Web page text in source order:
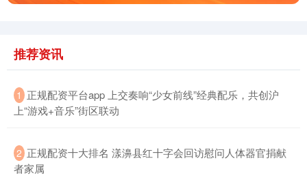
国债指数 229.59 -0.00 0.00%
推荐资讯
1 正规配资平台app 上交奏响“少女前线”经典配乐，共创沪
上“游戏+音乐”街区联动
2 正规配资十大排名 漾濞县红十字会回访慰问人体器官捐献
者家属